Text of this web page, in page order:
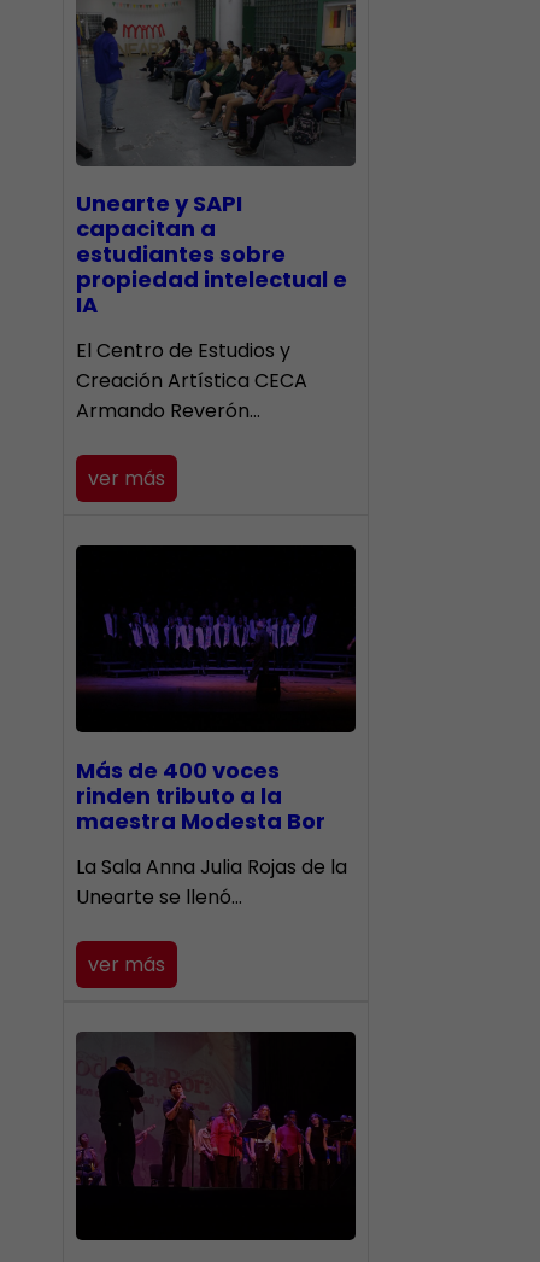
Unearte y SAPI
capacitan a
estudiantes sobre
propiedad intelectual e
IA
El Centro de Estudios y
Creación Artística CECA
Armando Reverón…
ver más
Más de 400 voces
rinden tributo a la
maestra Modesta Bor
​La Sala Anna Julia Rojas de la
Unearte se llenó…
ver más